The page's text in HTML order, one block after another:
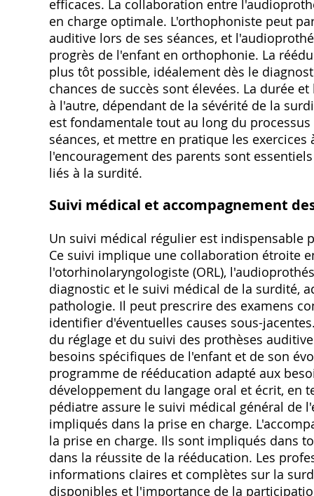
efficaces. La collaboration entre
en charge optimale. L'orthophoniste peut
auditive lors de ses séances, et
progrès de l'enfant en orthophonie. La
plus tôt possible, idéalement dès le
chances de succès sont élevées. La durée
à l'autre, dépendant de la sévérité de la
est fondamentale tout au long du
séances, et mettre en pratique les
l'encouragement des parents sont
liés à la surdité.
Suivi médical et accompagnement
Un suivi médical régulier est
Ce suivi implique une collaboration étroite
l'otorhinolaryngologiste (ORL),
diagnostic et le suivi médical de la surdité,
pathologie. Il peut prescrire des examens
identifier d'éventuelles causes sous-
du réglage et du suivi des prothèses
besoins spécifiques de l'enfant et de son
programme de rééducation adapté aux
développement du langage oral et écrit, en
pédiatre assure le suivi médical général de
impliqués dans la prise en charge.
la prise en charge. Ils sont impliqués dans
dans la réussite de la rééducation. Les
informations claires et complètes sur la
disponibles et l'importance de la